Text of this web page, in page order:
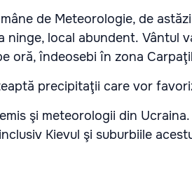
de Meteorologie, de
ninge, local abundent. Vântul
oră, îndeosebi în zona
precipitaţii care vor
şi meteorologii din
Kievul şi suburbiile